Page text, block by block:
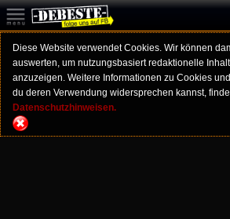
Diese Website verwendet Cookies. Wir können
auswerten, um nutzungsbasiert redaktionelle
anzuzeigen. Weitere Informationen zu Cookies
du deren Verwendung widersprechen kannst,
Datenschutzhinweisen.